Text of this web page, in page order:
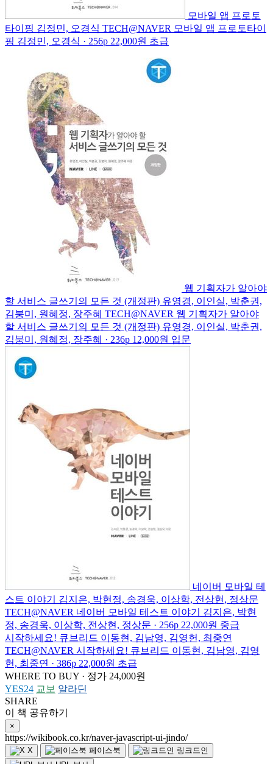
모바일 앱 프로토
타이핑 김정민, 오경식 TECH@NAVER 모바일 앱 프로토타이
핑 김정민, 오경식 · 256p 22,000원 초급
웹 기획자가 알아야
할 서비스 글쓰기의 모든 것 (개정판) 유영경, 이인실, 박춘권,
김붕미, 원혜정, 장주혜 TECH@NAVER 웹 기획자가 알아야
할 서비스 글쓰기의 모든 것 (개정판) 유영경, 이인실, 박춘권,
김붕미, 원혜정, 장주혜 · 236p 12,000원 입문
네이버 모바일 테
스트 이야기
김지은, 박현정, 송경욱, 이상학, 전상현, 정상문
TECH@NAVER 네이버 모바일 테스트 이야기
김지은, 박현
정, 송경욱, 이상학, 전상현, 정상문 · 256p 22,000원 중급
시작하세요! 큐브리드 이동현, 김남영, 김영헌, 최중연
TECH@NAVER 시작하세요! 큐브리드 이동현, 김남영, 김영
헌, 최중연 · 386p 22,000원 초급
WHERE TO BUY · 정가 24,000원
YES24 교보 알라딘
SHARE
이 책 공유하기
×
https://wikibook.co.kr/naver-javascript-ui-jindo/
X 페이스북
링크드인